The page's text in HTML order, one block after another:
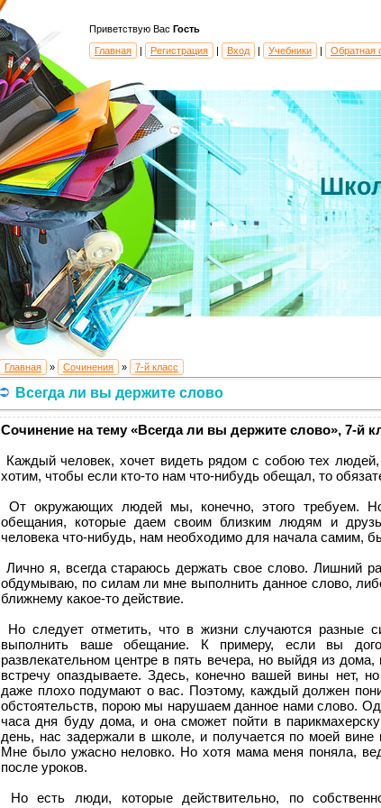
Приветствую Вас Гость
Главная
| Регистрация | Вход | Учебники | Обратная
Главная » Сочинения » 7-й класс
Всегда ли вы держите слово
Сочинение на тему «Всегда ли вы держите слово», 7-й
Каждый человек, хочет видеть рядом с собою тех
хотим, чтобы если кто-то нам что-нибудь обещал, то
От окружающих людей мы, конечно, этого требуем.
обещания, которые даем своим близким людям и
человека что-нибудь, нам необходимо для начала самим,
Лично я, всегда стараюсь держать свое слово. Лишний
обдумываю, по силам ли мне выполнить данное слово,
ближнему какое-то действие.
Но следует отметить, что в жизни случаются разные
выполнить ваше обещание. К примеру, если вы
развлекательном центре в пять вечера, но выйдя из
встречу опаздываете. Здесь, конечно вашей вины нет,
даже плохо подумают о вас. Поэтому, каждый должен
обстоятельств, порою мы нарушаем данное нами слово.
часа дня буду дома, и она сможет пойти в
день, нас задержали в школе, и получается по моей вине
Мне было ужасно неловко. Но хотя мама меня поняла,
после уроков.
Но есть люди, которые действительно, по